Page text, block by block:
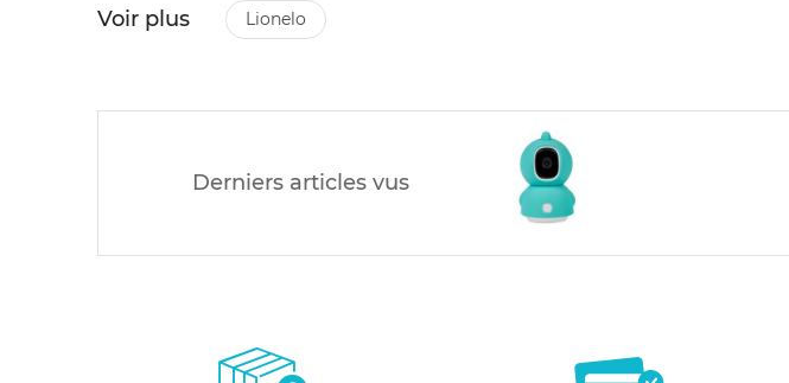
Voir plus lionelo
Derniers articles vus